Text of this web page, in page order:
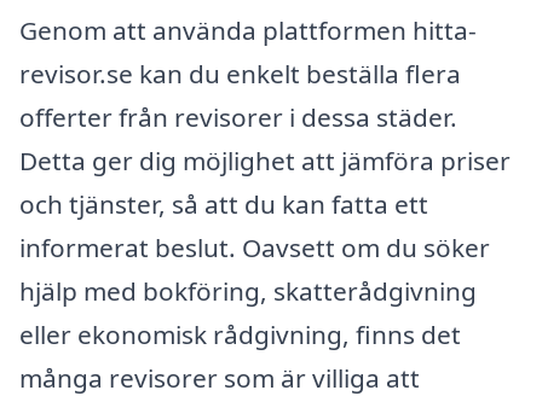
Genom att använda plattformen hitta-
revisor.se kan du enkelt beställa flera
offerter från revisorer i dessa städer.
Detta ger dig möjlighet att jämföra priser
och tjänster, så att du kan fatta ett
informerat beslut. Oavsett om du söker
hjälp med bokföring, skatterådgivning
eller ekonomisk rådgivning, finns det
många revisorer som är villiga att